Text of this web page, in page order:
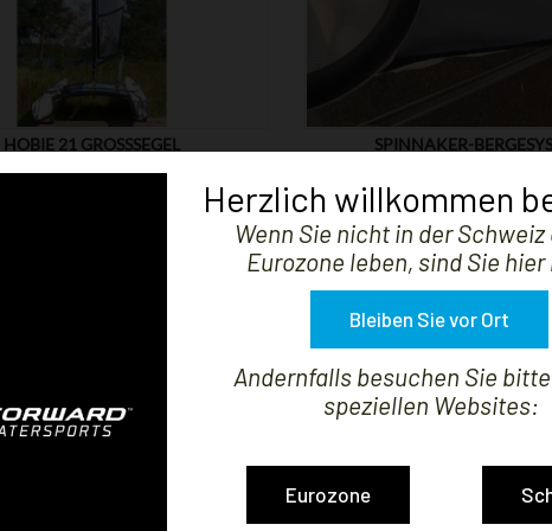
HOBIE 21 GROSSSEGEL
Preis
1.665,12 CHF
SPINNAKER-

Herzlich willkommen
Andernfalls besuchen Sie
speziellen Websites:
Wenn Sie nicht in der Schweiz
Eurozone leben, sind Sie hier
Eurozone
Bleiben Sie vor Ort